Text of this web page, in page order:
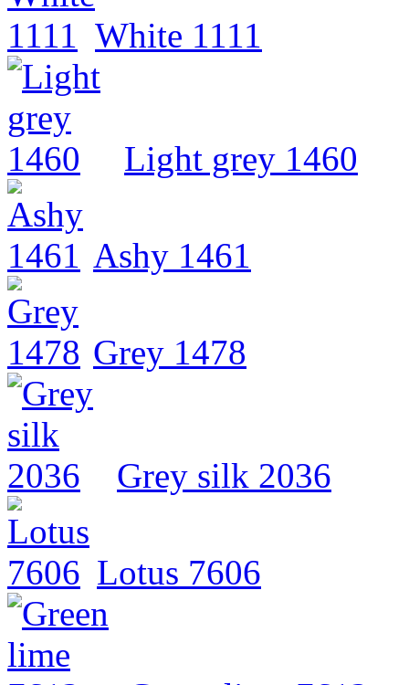
White 1111
Light grey 1460
Ashy 1461
Grey 1478
Grey silk 2036
Lotus 7606